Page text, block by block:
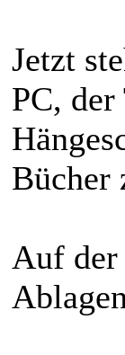
Jetzt
PC,
Bücher
Auf der